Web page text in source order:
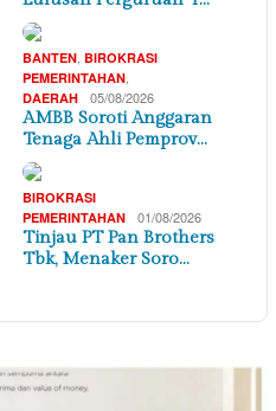
BANTEN, BIROKRASI
PEMERINTAHAN,
DAERAH 05/08/2026
AMBB Soroti Anggaran
Tenaga Ahli Pemprov…
BIROKRASI
PEMERINTAHAN
01/08/2026
Tinjau PT Pan Brothers
Tbk, Menaker Soro…